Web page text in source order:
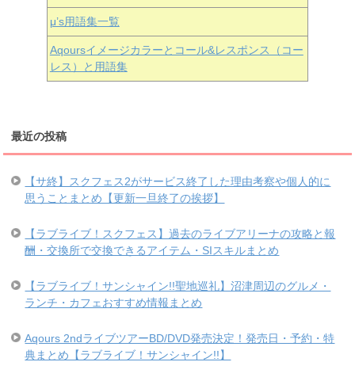
μ’s用語集一覧
Aqoursイメージカラーとコール&レスポンス（コー
レス）と用語集
最近の投稿
【サ終】スクフェス2がサービス終了した理由考察や個人的に
思うことまとめ【更新一旦終了の挨拶】
【ラブライブ！スクフェス】過去のライブアリーナの攻略と報
酬・交換所で交換できるアイテム・SIスキルまとめ
【ラブライブ！サンシャイン!!聖地巡礼】沼津周辺のグルメ・
ランチ・カフェおすすめ情報まとめ
Aqours 2ndライブツアーBD/DVD発売決定！発売日・予約・特
典まとめ【ラブライブ！サンシャイン!!】